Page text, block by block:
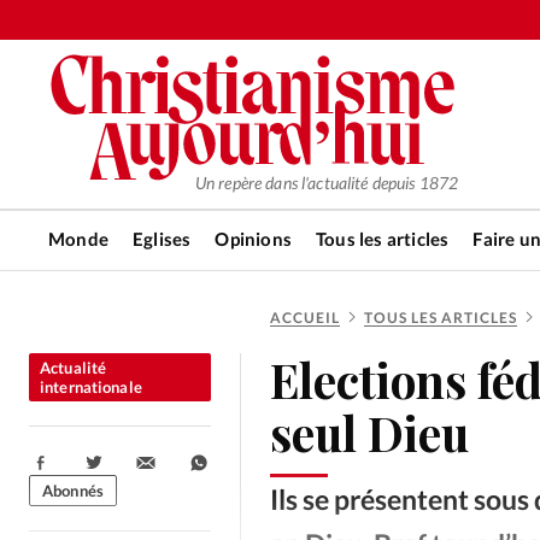
Un repère dans l'actualité depuis 1872
Monde Eglises Opinions Tous les articles Faire
RUBRIQUES
Tous les articles
Actualité
Actualité internationale
ACCUEIL TOUS LES ARTICLES
Elections
seul Dieu
Ils se présentent
Actualité
internationale
Partager:
Abonnés